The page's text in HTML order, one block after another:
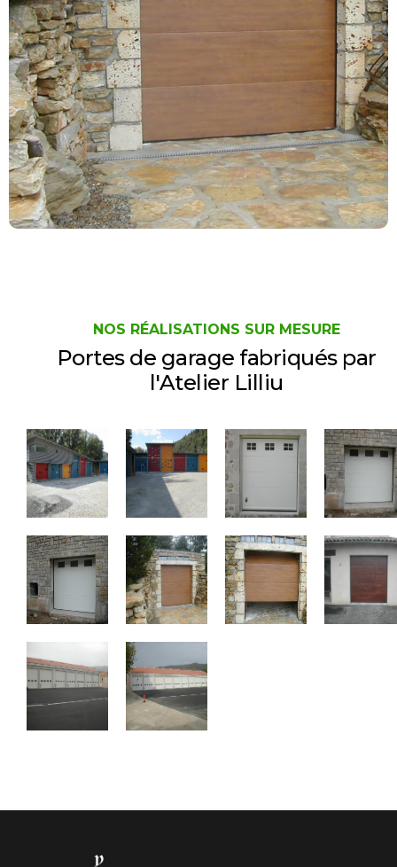
NOS RÉALISATIONS SUR MESURE
Portes de garage fabriqués par
l'Atelier Lilliu